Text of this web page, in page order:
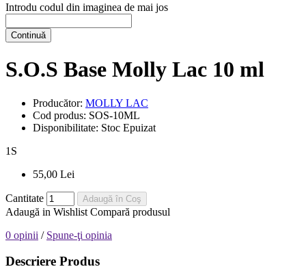
Introdu codul din imaginea de mai jos
Continuă
S.O.S Base Molly Lac 10 ml
Producător: MOLLY LAC
Cod produs: SOS-10ML
Disponibilitate: Stoc Epuizat
1 S
55,00 Lei
Cantitate Adaugă în Coş
Adaugă in Wishlist Compară produsul
0 opinii / Spune-ţi opinia
Descriere Produs